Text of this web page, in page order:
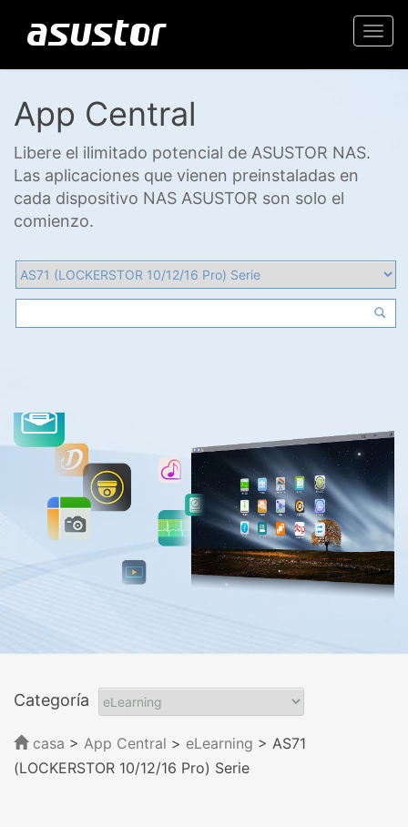
App Central
Libere el ilimitado potencial de ASUSTOR NAS.
Las aplicaciones que vienen preinstaladas en
cada dispositivo NAS ASUSTOR son solo el
comienzo.
Categoría
casa > App Central > eLearning > AS71
(LOCKERSTOR 10/12/16 Pro) Serie